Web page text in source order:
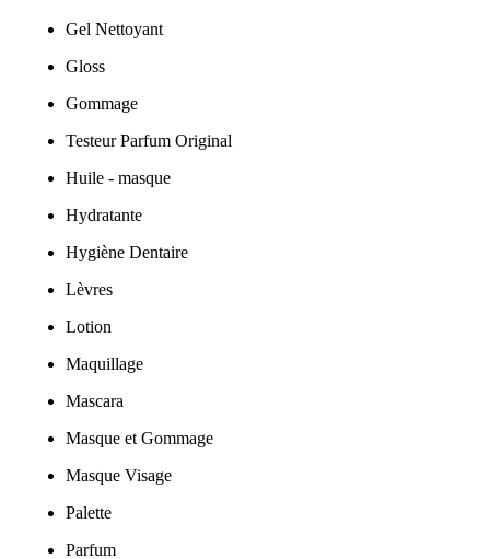
Gel Nettoyant
Gloss
Gommage
Testeur Parfum Original
Huile - masque
Hydratante
Hygiène Dentaire
Lèvres
Lotion
Maquillage
Mascara
Masque et Gommage
Masque Visage
Palette
Parfum